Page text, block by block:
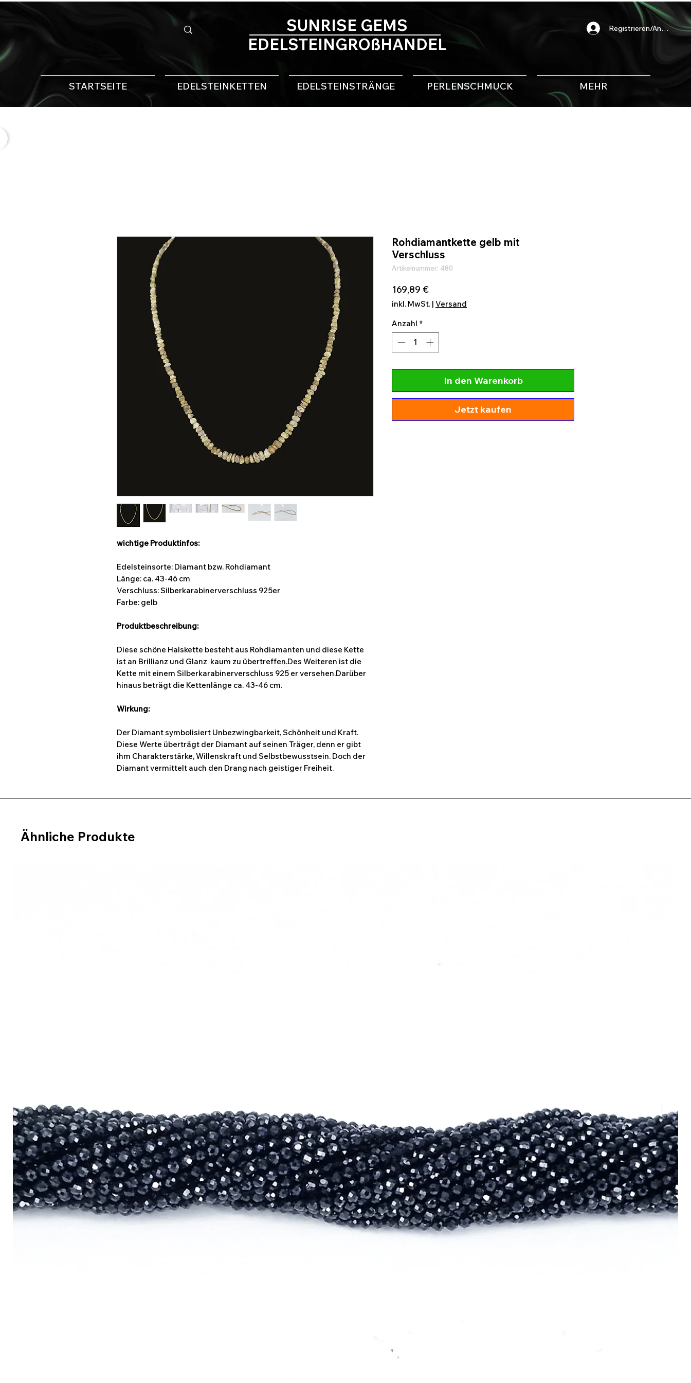
STARTSEITE EDELSTEINKETTEN EDELSTEINSTRÄNGE PERLENSCHMUCK MEHR
Registrieren/Anmelden
SUNRISE GEMS
EDELSTEINGROßHANDEL
wichtige Produktinfos:
Edelsteinsorte: Diamant bzw. Rohdiamant
Länge: ca. 43-46 cm
Verschluss: Silberkarabinerverschluss 925er
Farbe: gelb
Produktbeschreibung:
Diese schöne Halskette besteht aus Rohdiamanten und diese Kette
ist an Brillianz und Glanz kaum zu übertreffen.Des Weiteren ist die
Kette mit einem Silberkarabinerverschluss 925 er versehen.Darüber
hinaus beträgt die Kettenlänge ca. 43-46 cm.
Wirkung:
Der Diamant symbolisiert Unbezwingbarkeit, Schönheit und Kraft.
Diese Werte überträgt der Diamant auf seinen Träger, denn er gibt
ihm Charakterstärke, Willenskraft und Selbstbewusstsein. Doch der
Diamant vermittelt auch den Drang nach geistiger Freiheit.
Rohdiamantkette gelb mit
Verschluss
Artikelnummer: 480
169,89 €Preis
inkl. MwSt. | Versand
Anzahl *
In den Warenkorb
Jetzt kaufen
Ähnliche Produkte